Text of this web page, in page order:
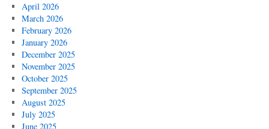
April 2026
March 2026
February 2026
January 2026
December 2025
November 2025
October 2025
September 2025
August 2025
July 2025
June 2025